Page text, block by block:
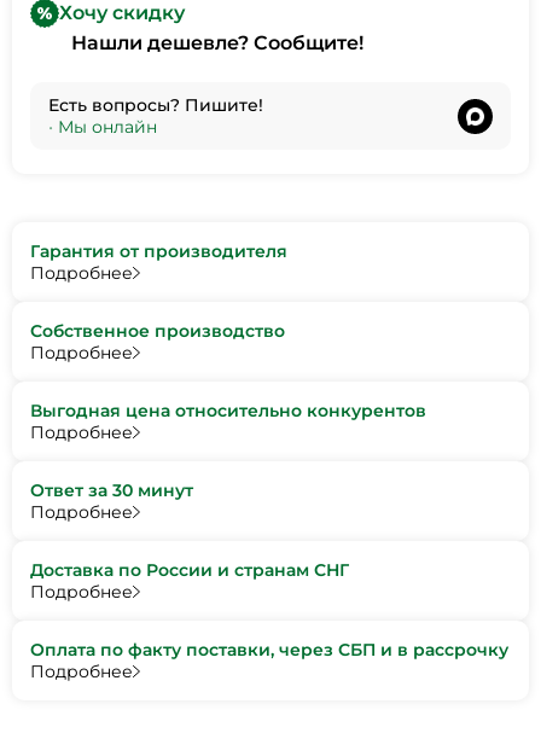
Хочу скидку
Нашли дешевле? Сообщите!
Есть вопросы? Пишите!
• Мы онлайн
Гарантия от производителя
Подробнее
Собственное производство
Подробнее
Выгодная цена относительно конкурентов
Подробнее
Ответ за 30 минут
Подробнее
Доставка по России и странам СНГ
Подробнее
Оплата по факту поставки, через СБП и в рассрочку
Подробнее